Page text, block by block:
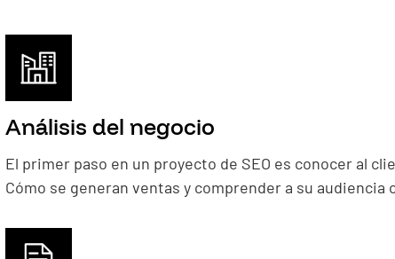
Análisis del negocio
El primer paso en un proyecto de SEO es conocer al
Cómo se generan ventas y comprender a su audiencia